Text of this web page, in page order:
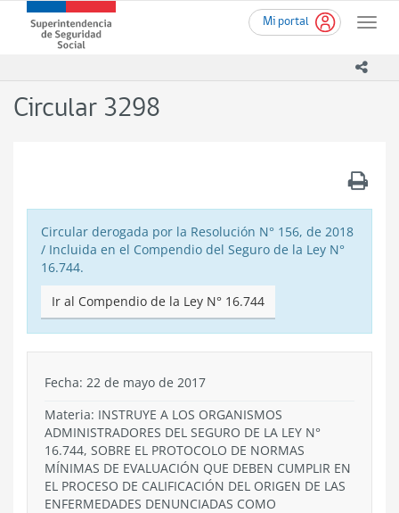
contenido
Mi portal
Toggle
Superintendencia
de
-
Circular 3298
Circular derogada por la Resolución N° 156, de 2018
/ Incluida en el Compendio del Seguro de la Ley N°
16.744.
Ir al Compendio de la Ley N° 16.744
Fecha: 22 de mayo de 2017
Materia: INSTRUYE A LOS ORGANISMOS
ADMINISTRADORES DEL SEGURO DE LA LEY N°
16.744, SOBRE EL PROTOCOLO DE NORMAS
MÍNIMAS DE EVALUACIÓN QUE DEBEN CUMPLIR EN
EL PROCESO DE CALIFICACIÓN DEL ORIGEN DE LAS
ENFERMEDADES DENUNCIADAS COMO